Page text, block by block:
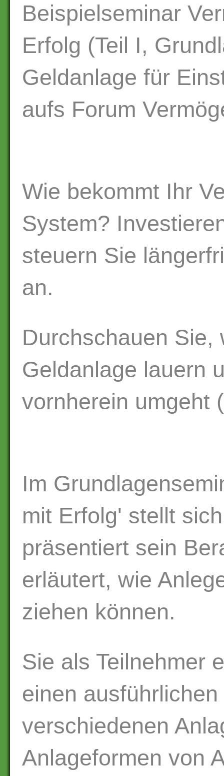
Beispielseminar
Erfolg (Teil I,
Geldanlage für
aufs Forum
Wie bekommt Ihr
System?
steuern Sie
an.
Durchschauen Sie,
Geldanlage lauern
vornherein umgeht
Im
mit Erfolg' stellt
präsentiert sein
erläutert, wie
ziehen können.
Sie als Teilnehmer
einen
verschiedenen
Anlageformen von